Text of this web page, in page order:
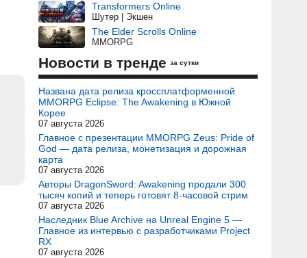
Transformers Online
Шутер | Экшен
The Elder Scrolls Online
MMORPG
Новости в тренде за сутки
Названа дата релиза кроссплатформенной
MMORPG Eclipse: The Awakening в Южной
Корее
07 августа 2026
Главное с презентации MMORPG Zeus: Pride of
God — дата релиза, монетизация и дорожная
карта
07 августа 2026
Авторы DragonSword: Awakening продали 300
тысяч копий и теперь готовят 8-часовой стрим
07 августа 2026
Наследник Blue Archive на Unreal Engine 5 —
Главное из интервью с разработчиками Project
RX
07 августа 2026